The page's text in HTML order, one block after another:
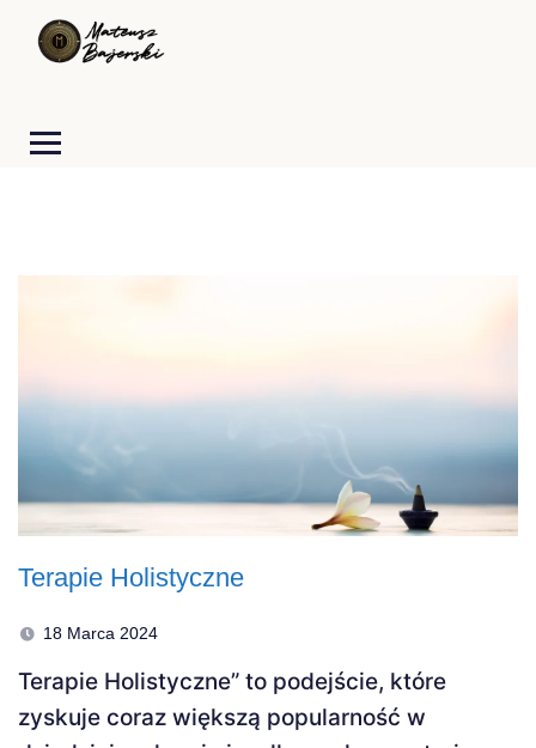
Terapie Holistyczne
18 Marca 2024
Terapie Holistyczne” to podejście, które
zyskuje coraz większą popularność w